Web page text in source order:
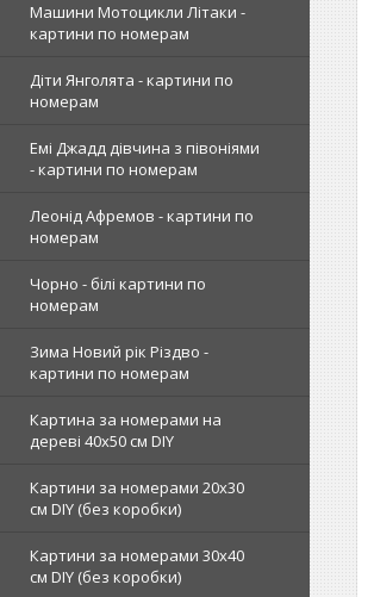
Машини Мотоцикли Літаки -
картини по номерам
Діти Янголята - картини по
номерам
Емі Джадд дівчина з півоніями
- картини по номерам
Леонід Афремов - картини по
номерам
Чорно - білі картини по
номерам
Зима Новий рік Різдво -
картини по номерам
Картина за номерами на
дереві 40х50 см DIY
Картини за номерами 20х30
см DIY (без коробки)
Картини за номерами 30х40
см DIY (без коробки)